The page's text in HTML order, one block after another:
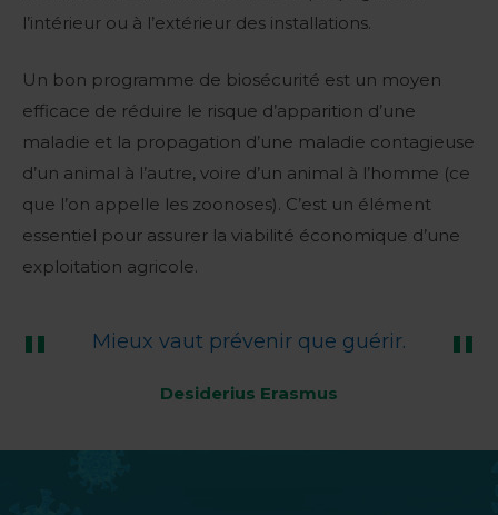
l’intérieur ou à l’extérieur des installations.
Un bon programme de biosécurité est un moyen
efficace de réduire le risque d’apparition d’une
maladie et la propagation d’une maladie contagieuse
d’un animal à l’autre, voire d’un animal à l’homme (ce
que l’on appelle les zoonoses). C’est un élément
essentiel pour assurer la viabilité économique d’une
exploitation agricole.
Mieux vaut prévenir que guérir.
Desiderius Erasmus